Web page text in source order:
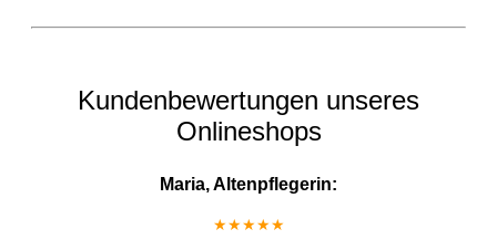
Kundenbewertungen unseres
Onlineshops
Maria, Altenpflegerin:
★★★★★